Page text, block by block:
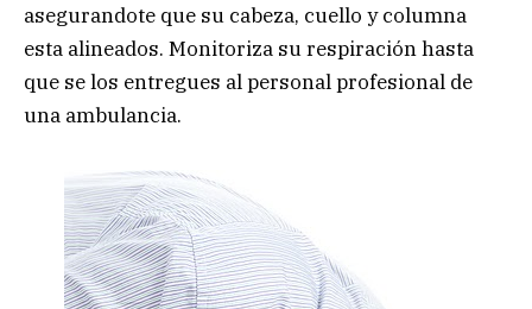
asegurandote que su cabeza, cuello y columna
esta alineados. Monitoriza su respiración hasta
que se los entregues al personal profesional de
una ambulancia.